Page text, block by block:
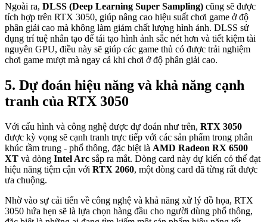
Ngoài ra, DLSS (Deep Learning Super Sampling) cũng sẽ được
tích hợp trên RTX 3050, giúp nâng cao hiệu suất chơi game ở độ
phân giải cao mà không làm giảm chất lượng hình ảnh. DLSS sử
dụng trí tuệ nhân tạo để tái tạo hình ảnh sắc nét hơn và tiết kiệm tài
nguyên GPU, điều này sẽ giúp các game thủ có được trải nghiệm
chơi game mượt mà ngay cả khi chơi ở độ phân giải cao.
5. Dự đoán hiệu năng và khả năng cạnh
tranh của RTX 3050
Với cấu hình và công nghệ được dự đoán như trên, RTX 3050
được kỳ vọng sẽ cạnh tranh trực tiếp với các sản phẩm trong phân
khúc tầm trung - phổ thông, đặc biệt là AMD Radeon RX 6500
XT và dòng Intel Arc sắp ra mắt. Dòng card này dự kiến có thể đạt
hiệu năng tiệm cận với RTX 2060, một dòng card đã từng rất được
ưa chuộng.
Nhờ vào sự cải tiến về công nghệ và khả năng xử lý đồ họa, RTX
3050 hứa hẹn sẽ là lựa chọn hàng đầu cho người dùng phổ thông,